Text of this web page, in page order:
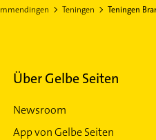
Teningen Teningen
Über Gelbe Seiten
Newsroom
App von Gelbe Seiten